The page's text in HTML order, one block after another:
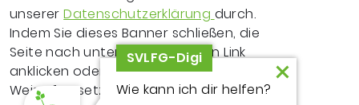
unsererDatenschutzerklärung durch.
Indem Sie dieses Banner schließen, die
Seite nach unten scrollen, einen Link
anklicken oder Ihre Recherche auf andere
Weise fortsetzen, erklären Sie sich mit dem
FRAGEN ZUR WEBSITE?
VERTRAGSPARTNER
ERKLÄRUNG ZUR
BARRIEREFREIHEITSVLFG-Digi
Wie kann ich dir helfen?